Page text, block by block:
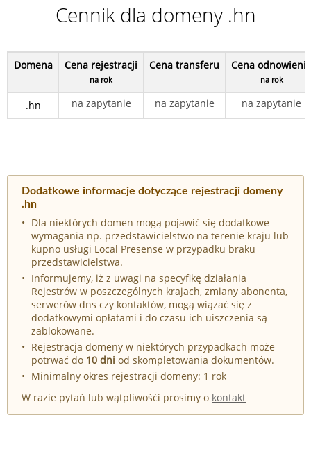
Cennik dla domeny .hn
Domena Cena rejestracji
na rok
Cena transferu Cena odnowienia
na rok
.hn na zapytanie na zapytanie na zapytanie
Dodatkowe informacje dotyczące rejestracji domeny
.hn
Dla niektórych domen mogą pojawić się dodatkowe
wymagania np. przedstawicielstwo na terenie kraju lub
kupno usługi Local Presense w przypadku braku
przedstawicielstwa.
Informujemy, iż z uwagi na specyfikę działania
Rejestrów w poszczególnych krajach, zmiany abonenta,
serwerów dns czy kontaktów, mogą wiązać się z
dodatkowymi opłatami i do czasu ich uiszczenia są
zablokowane.
Rejestracja domeny w niektórych przypadkach może
potrwać do 10 dni od skompletowania dokumentów.
Minimalny okres rejestracji domeny: 1 rok
W razie pytań lub wątpliwośći prosimy o kontakt